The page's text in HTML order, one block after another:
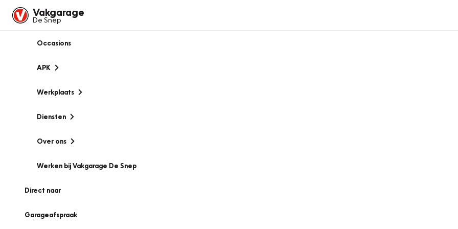
Vakgarage
De Snep
Occasions
APK
Werkplaats
Diensten
Over ons
Werken bij Vakgarage De Snep
Direct naar
Garageafspraak